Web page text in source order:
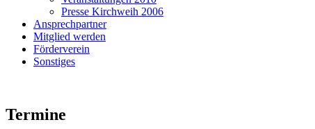
Presse Kirchweih 2006
Ansprechpartner
Mitglied werden
Förderverein
Sonstiges
Termine